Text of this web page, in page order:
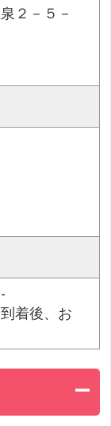
２－５－
着後、お